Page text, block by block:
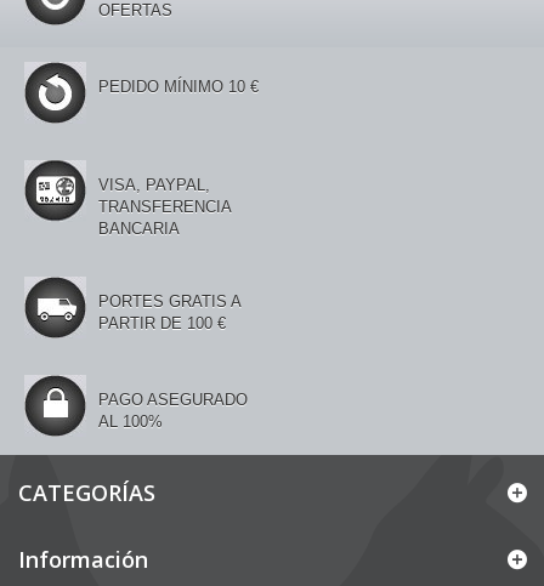
OFERTAS
PEDIDO MÍNIMO 10 €
VISA, PAYPAL,
TRANSFERENCIA
BANCARIA
PORTES GRATIS A
PARTIR DE 100 €
PAGO ASEGURADO
AL 100%
CATEGORÍAS
Información